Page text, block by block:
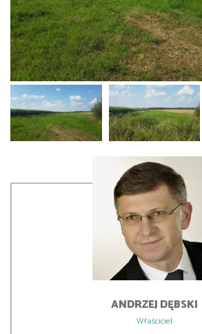
ANDRZEJ DĘBSKI
Właściciel